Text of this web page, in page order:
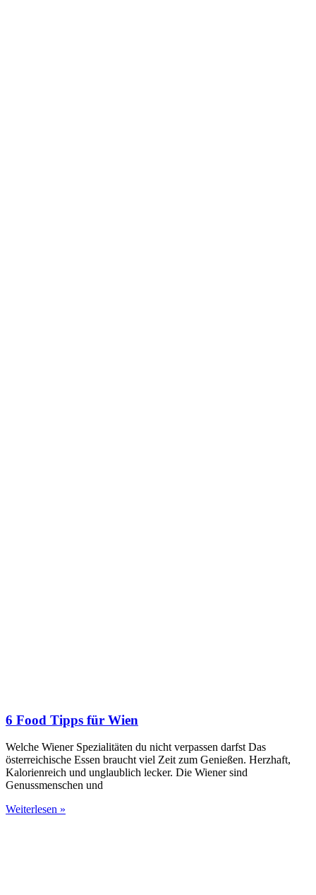
6 Food Tipps für Wien
Welche Wiener Spezialitäten du nicht verpassen darfst Das
österreichische Essen braucht viel Zeit zum Genießen. Herzhaft,
Kalorienreich und unglaublich lecker. Die Wiener sind
Genussmenschen und
Weiterlesen »